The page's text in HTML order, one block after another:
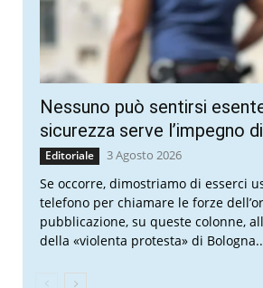
Nessuno può sentirsi
sicurezza serve l’impegno
Editoriale 3 Agosto 2026
Se occorre, dimostriamo di esserci
telefono per chiamare le forze
pubblicazione, su queste colonne,
della «violenta protesta» di